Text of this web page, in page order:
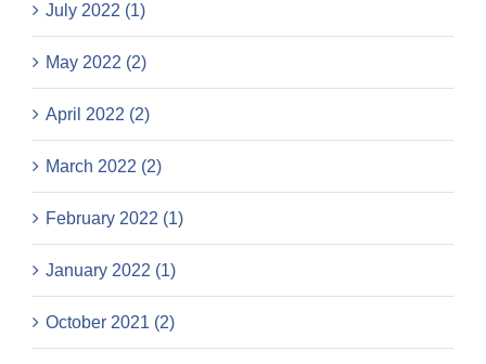
July 2022 (1)
May 2022 (2)
April 2022 (2)
March 2022 (2)
February 2022 (1)
January 2022 (1)
October 2021 (2)